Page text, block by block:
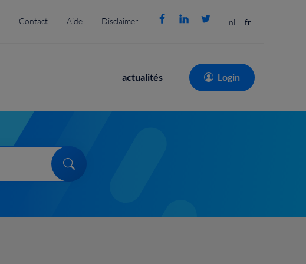
Contact Aide Disclaimer nl fr
Main
actualités Login
Search